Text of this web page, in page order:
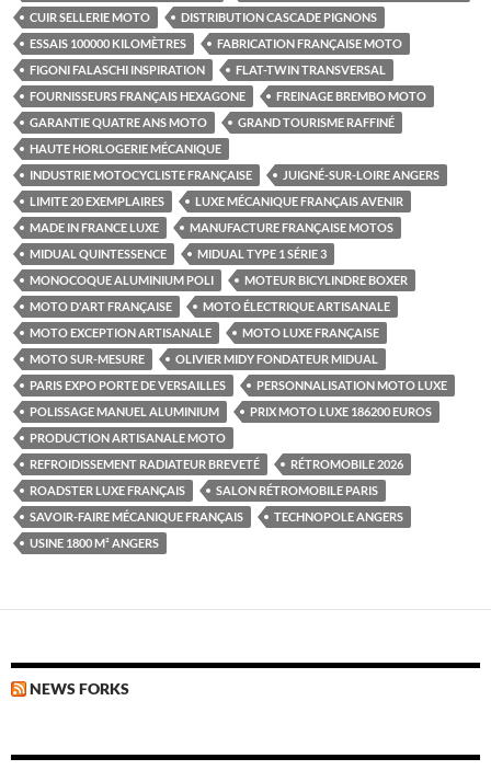
CUIR SELLERIE MOTO
DISTRIBUTION CASCADE PIGNONS
ESSAIS 100000 KILOMÈTRES
FABRICATION FRANÇAISE MOTO
FIGONI FALASCHI INSPIRATION
FLAT-TWIN TRANSVERSAL
FOURNISSEURS FRANÇAIS HEXAGONE
FREINAGE BREMBO MOTO
GARANTIE QUATRE ANS MOTO
GRAND TOURISME RAFFINÉ
HAUTE HORLOGERIE MÉCANIQUE
INDUSTRIE MOTOCYCLISTE FRANÇAISE
JUIGNÉ-SUR-LOIRE ANGERS
LIMITE 20 EXEMPLAIRES
LUXE MÉCANIQUE FRANÇAIS AVENIR
MADE IN FRANCE LUXE
MANUFACTURE FRANÇAISE MOTOS
MIDUAL QUINTESSENCE
MIDUAL TYPE 1 SÉRIE 3
MONOCOQUE ALUMINIUM POLI
MOTEUR BICYLINDRE BOXER
MOTO D'ART FRANÇAISE
MOTO ÉLECTRIQUE ARTISANALE
MOTO EXCEPTION ARTISANALE
MOTO LUXE FRANÇAISE
MOTO SUR-MESURE
OLIVIER MIDY FONDATEUR MIDUAL
PARIS EXPO PORTE DE VERSAILLES
PERSONNALISATION MOTO LUXE
POLISSAGE MANUEL ALUMINIUM
PRIX MOTO LUXE 186200 EUROS
PRODUCTION ARTISANALE MOTO
REFROIDISSEMENT RADIATEUR BREVETÉ
RÉTROMOBILE 2026
ROADSTER LUXE FRANÇAIS
SALON RÉTROMOBILE PARIS
SAVOIR-FAIRE MÉCANIQUE FRANÇAIS
TECHNOPOLE ANGERS
USINE 1800 M² ANGERS
NEWS FORKS